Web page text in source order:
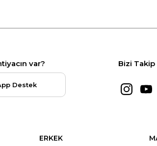
var?
Destek
Bizi Takip
ERKEK